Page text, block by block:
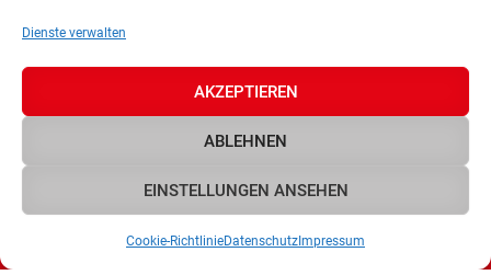
Dienste verwalten
AKZEPTIEREN
ABLEHNEN
EINSTELLUNGEN ANSEHEN
Cookie-RichtlinieDatenschutz Impressum
Osterwieck
Mittelstraße 8
Telefon:03 94 21 / 69 99 29
osterwieck@lewonig.de